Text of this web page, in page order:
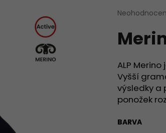
Průměrné
produktu
je
z
5
hvězdiček.
ALP
Vyšší
výsledky a
ponožek
BARVA
Doporučujeme
MERINO PONOŽKY ORLIK KUDYTUDY